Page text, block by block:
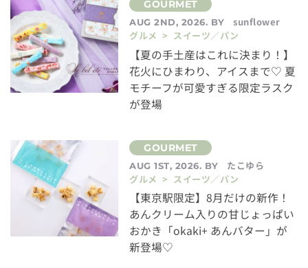
AUG 2ND, 2026. BY
sunflower
グルメ > スイーツ／パン
【夏の手土産はこれに決まり！】
花火にひまわり、アイスまで♡ 夏
モチーフが可愛すぎる限定ラスク
が登場
AUG 1ST, 2026. BY
たこゆら
グルメ > スイーツ／パン
【東京駅限定】8月だけの新作！
あんクリーム入りの甘じょっぱい
おかき「okaki+ あんバター」が
新登場♡